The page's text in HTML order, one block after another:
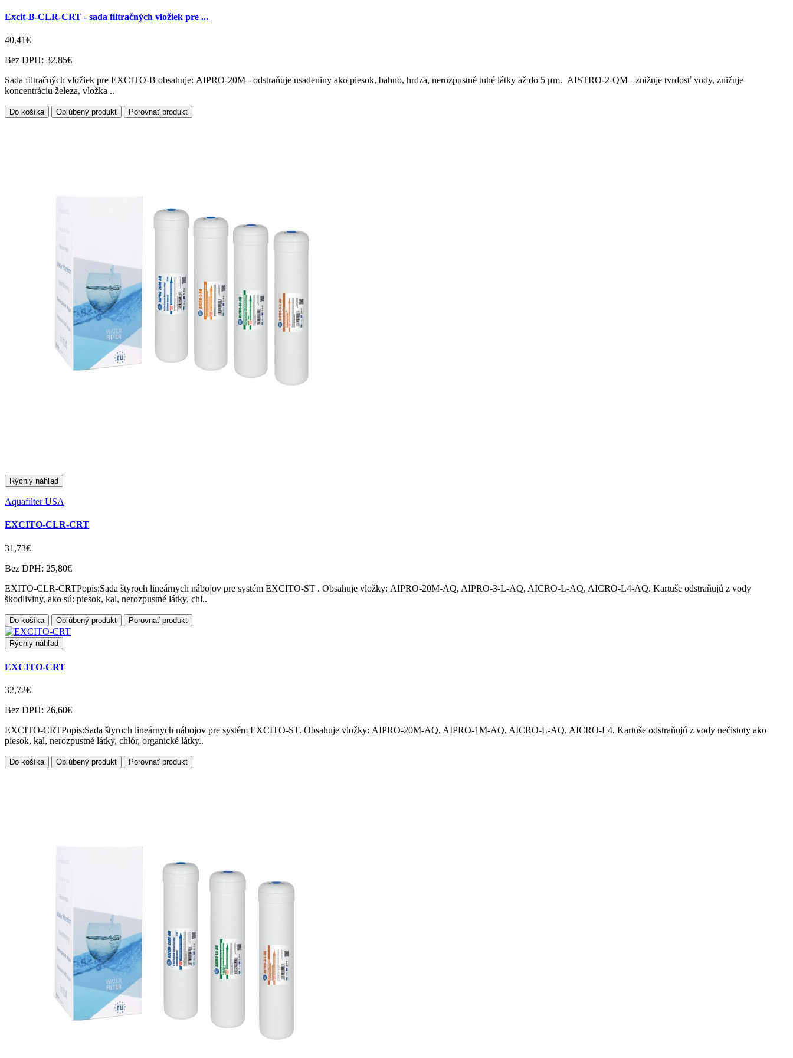
Excit-B-CLR-CRT - sada filtračných vložiek pre ...
40,41€
Bez DPH: 32,85€
Sada filtračných vložiek pre EXCITO-B obsahuje: AIPRO-20M - odstraňuje usadeniny ako piesok, bahno, hrdza, nerozpustné tuhé látky až do 5 μm. AISTRO-2-QM - znižuje tvrdosť vody, znižuje
koncentráciu železa, vložka ..
Do košíka Obľúbený produkt Porovnať produkt
Rýchly náhľad
Aquafilter USA
EXCITO-CLR-CRT
31,73€
Bez DPH: 25,80€
EXITO-CLR-CRTPopis:Sada štyroch lineárnych nábojov pre systém EXCITO-ST . Obsahuje vložky: AIPRO-20M-AQ, AIPRO-3-L-AQ, AICRO-L-AQ, AICRO-L4-AQ. Kartuše odstraňujú z vody
škodliviny, ako sú: piesok, kal, nerozpustné látky, chl..
Do košíka Obľúbený produkt Porovnať produkt
Rýchly náhľad
EXCITO-CRT
32,72€
Bez DPH: 26,60€
EXCITO-CRTPopis:Sada štyroch lineárnych nábojov pre systém EXCITO-ST. Obsahuje vložky: AIPRO-20M-AQ, AIPRO-1M-AQ, AICRO-L-AQ, AICRO-L4. Kartuše odstraňujú z vody nečistoty ako
piesok, kal, nerozpustné látky, chlór, organické látky..
Do košíka Obľúbený produkt Porovnať produkt